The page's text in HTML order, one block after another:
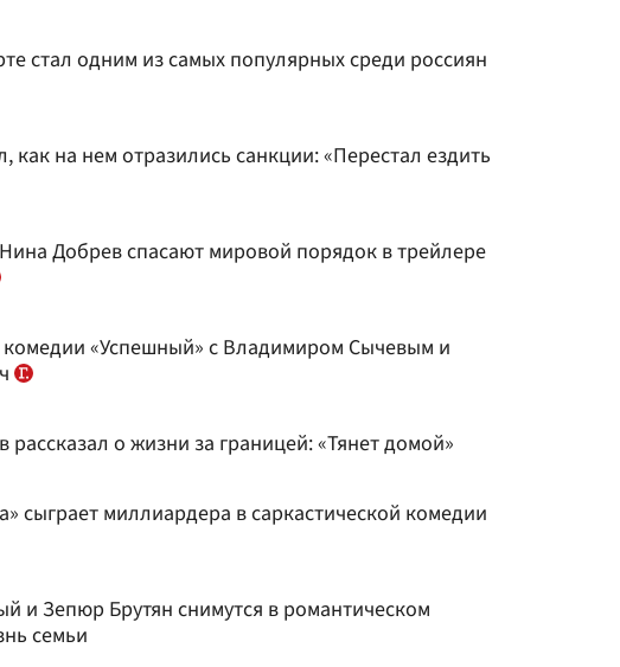
стал одним из самых популярных среди россиян
как на нем отразились санкции: «Перестал ездить
Добрев спасают мировой порядок в трейлере
«Успешный» с Владимиром Сычевым и
о жизни за границей: «Тянет домой»
сыграет миллиардера в саркастической комедии
и Зепюр Брутян снимутся в романтическом
семьи